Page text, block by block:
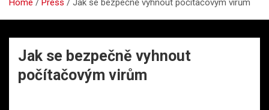
Jak se bezpečně vyhnout
počítačovým virům